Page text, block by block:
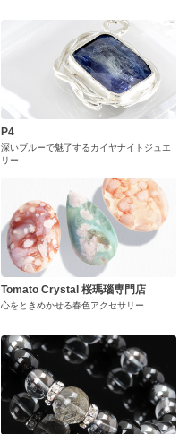
P4
深いブルーで魅了するカイヤナイトジュエ
リー
Tomato Crystal 桜瑪瑙専門店
心をときめかせる春色アクセサリー